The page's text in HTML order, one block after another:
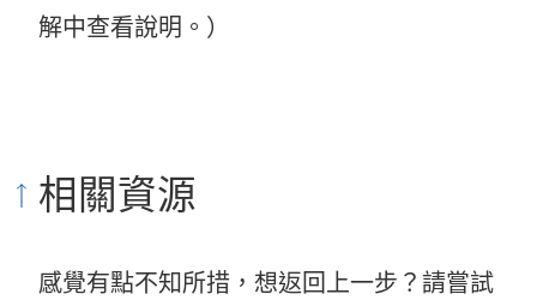
解中查看說明。）
相關資源
感覺有點不知所措，想返回上一步？請嘗試